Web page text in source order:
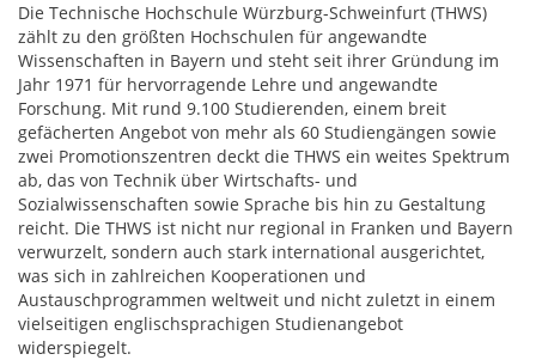
Die Technische Hochschule Würzburg-Schweinfurt (THWS)
zählt zu den größten Hochschulen für angewandte
Wissenschaften in Bayern und steht seit ihrer Gründung im
Jahr 1971 für hervorragende Lehre und angewandte
Forschung. Mit rund 9.100 Studierenden, einem breit
gefächerten Angebot von mehr als 60 Studiengängen sowie
zwei Promotionszentren deckt die THWS ein weites Spektrum
ab, das von Technik über Wirtschafts- und
Sozialwissenschaften sowie Sprache bis hin zu Gestaltung
reicht. Die THWS ist nicht nur regional in Franken und Bayern
verwurzelt, sondern auch stark international ausgerichtet,
was sich in zahlreichen Kooperationen und
Austauschprogrammen weltweit und nicht zuletzt in einem
vielseitigen englischsprachigen Studienangebot
widerspiegelt.